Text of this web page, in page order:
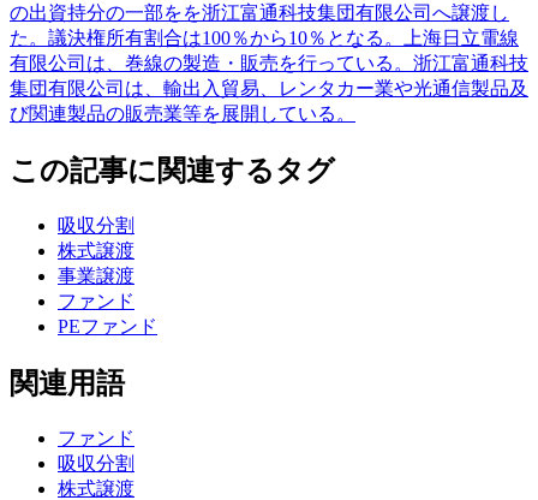
の出資持分の一部をを浙江富通科技集団有限公司へ譲渡し
た。議決権所有割合は100％から10％となる。上海日立電線
有限公司は、巻線の製造・販売を行っている。浙江富通科技
集団有限公司は、輸出入貿易、レンタカー業や光通信製品及
び関連製品の販売業等を展開している。
この記事に関連するタグ
吸収分割
株式譲渡
事業譲渡
ファンド
PEファンド
関連用語
ファンド
吸収分割
株式譲渡